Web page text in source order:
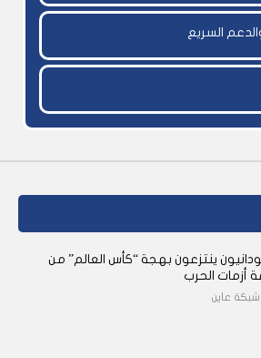
السريع
ينتزعون بهجة “كأس العالم” من
أزمات الحرب
شبكة عاين